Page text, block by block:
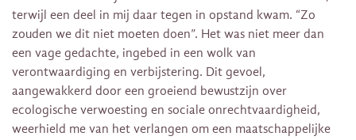
terwijl een deel in mij daar tegen in opstand kwam. “Zo
zouden we dit niet moeten doen”. Het was niet meer dan
een vage gedachte, ingebed in een wolk van
verontwaardiging en verbijstering. Dit gevoel,
aangewakkerd door een groeiend bewustzijn over
ecologische verwoesting en sociale onrechtvaardigheid,
weerhield me van het verlangen om een maatschappelijke